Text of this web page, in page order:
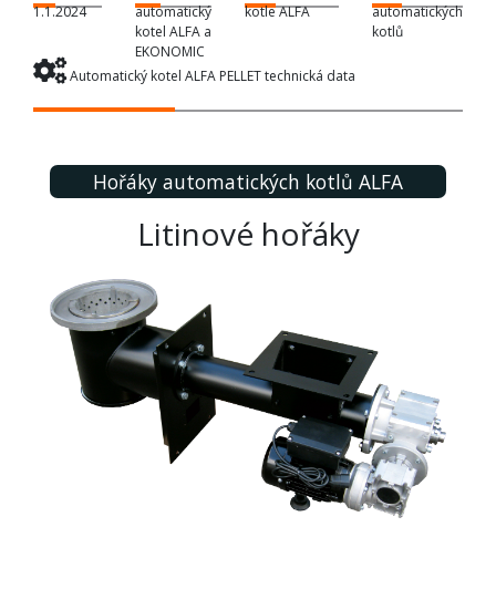
1.1.2024
automatický
kotel ALFA a
EKONOMIC
kotle ALFA
automatických
kotlů
Automatický kotel ALFA PELLET technická data
Hořáky automatických kotlů ALFA
Litinové hořáky